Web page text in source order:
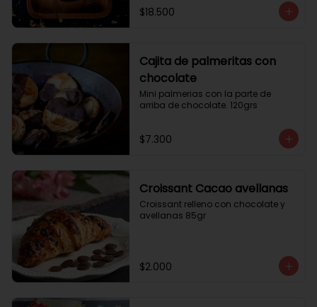
$18.500
Cajita de palmeritas con
chocolate
Mini palmerias con la parte de
arriba de chocolate. 120grs
$7.300
Croissant Cacao avellanas
Croissant relleno con chocolate y
avellanas 85gr
$2.000